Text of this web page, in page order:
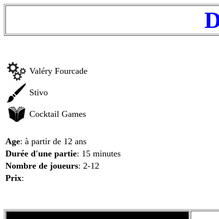
Valéry Fourcade
Stivo
Cocktail Games
Age: à partir de 12 ans
Durée d'une partie: 15 minutes
Nombre de joueurs: 2-12
Prix: